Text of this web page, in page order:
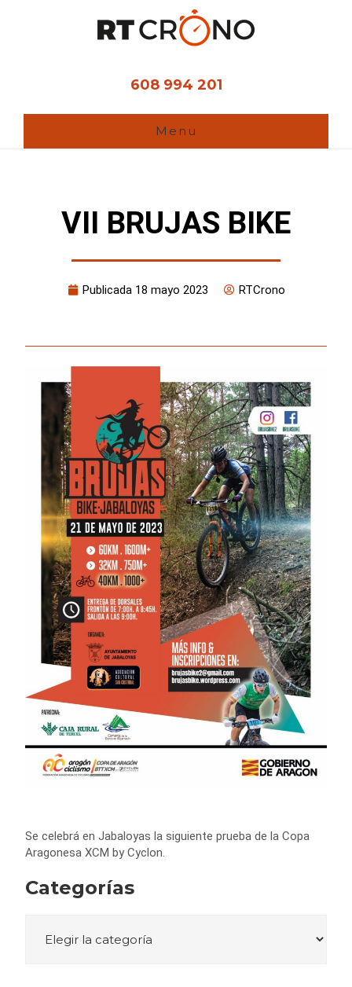
608 994 201
Menu
VII BRUJAS BIKE
Publicada 18 mayo 2023 RTCrono
Se celebrá en Jabaloyas la siguiente prueba de la Copa
Aragonesa XCM by Cyclon.
Categorías